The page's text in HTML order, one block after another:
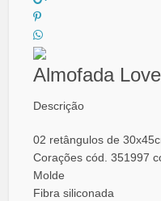
Almofada Love
Descrição
02 retângulos de
Corações cód. 351997
Molde
Fibra siliconada